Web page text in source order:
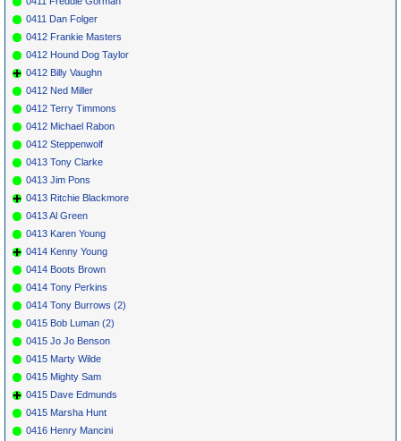
0411 Dan Folger
0412 Frankie Masters
0412 Hound Dog Taylor
0412 Billy Vaughn
0412 Ned Miller
0412 Terry Timmons
0412 Michael Rabon
0412 Steppenwolf
0413 Tony Clarke
0413 Jim Pons
0413 Ritchie Blackmore
0413 Al Green
0413 Karen Young
0414 Kenny Young
0414 Boots Brown
0414 Tony Perkins
0414 Tony Burrows (2)
0415 Bob Luman (2)
0415 Jo Jo Benson
0415 Marty Wilde
0415 Mighty Sam
0415 Dave Edmunds
0415 Marsha Hunt
0416 Henry Mancini